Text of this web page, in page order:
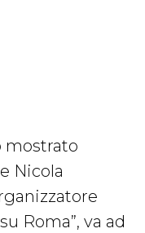
mostrato
Nicola
Roma”, va ad